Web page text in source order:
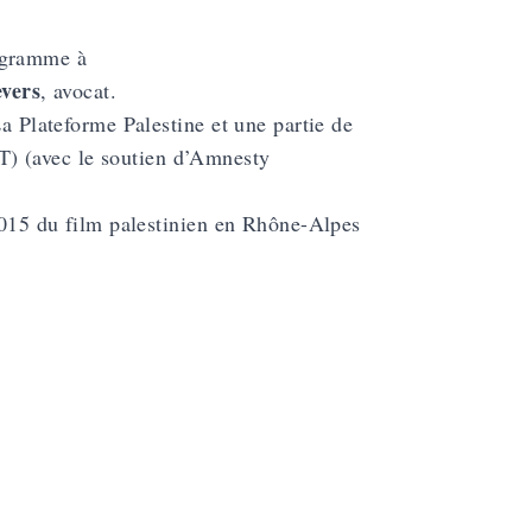
à
, avocat.
Plateforme Palestine et une partie de
(avec le soutien d’Amnesty
du film palestinien en Rhône-Alpes